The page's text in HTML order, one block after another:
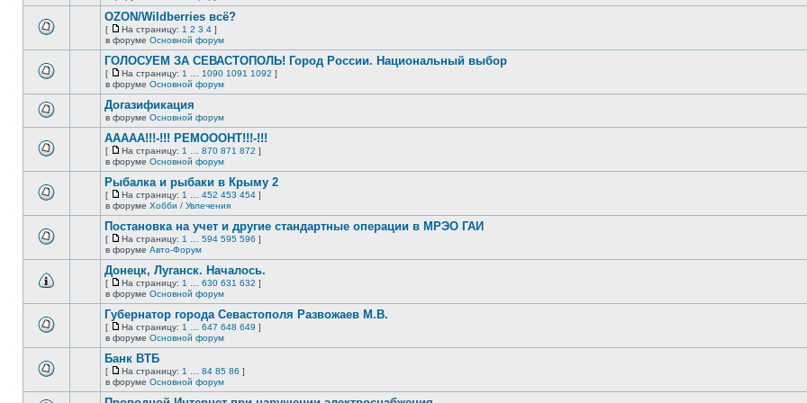
сообщений.
этой
непрочитанных
сообщений.
страницу
этой
непрочитанных
сообщений.
OZON/Wildberries всё?
[
На
страницу
На страницу: 1 2 3 4 ]
в форуме Основной форум
этой
непрочитанных
сообщений.
ГОЛОСУЕМ ЗА СЕВАСТОПОЛЬ! Город России. Национальный выбор
[
На
страницу
На страницу: 1 1090 1091 1092 ]
в форуме Основной форум
непрочитанных
сообщений.
Догазификация
в форуме Основной форум
этой
непрочитанных
сообщений.
ААААА!!!-!!! РЕМОООНТ!!!-!!!
[
На
страницу
На страницу: 1 870 871 872 ]
в форуме Основной форум
этой
непрочитанных
сообщений.
Рыбалка и рыбаки в Крыму 2
[
На
страницу
На страницу: 1 452 453 454 ]
в форуме Хобби / Увлечения
этой
непрочитанных
сообщений.
Постановка на учет и другие стандартные операции в МРЭО ГАИ
[
На
страницу
На страницу: 1 594 595 596 ]
в форуме Авто-Форум
этой
непрочитанных
сообщений.
Донецк, Луганск. Началось.
[
На
страницу
На страницу: 1 630 631 632 ]
в форуме Основной форум
этой
непрочитанных
сообщений.
Губернатор города Севастополя Развожаев М.В.
[
На
страницу
На страницу: 1 647 648 649 ]
в форуме Основной форум
этой
Банк ВТБ
[
На
страницу
На страницу: 1 84 85 86 ]
в форуме Основной форум